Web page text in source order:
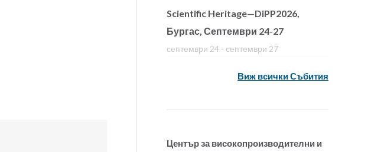
Scientific Heritage—DiPP2026,
Бургас, Септември 24-27
септември 24 - септември 27
Виж всички Събития
Център за високопроизводителни и